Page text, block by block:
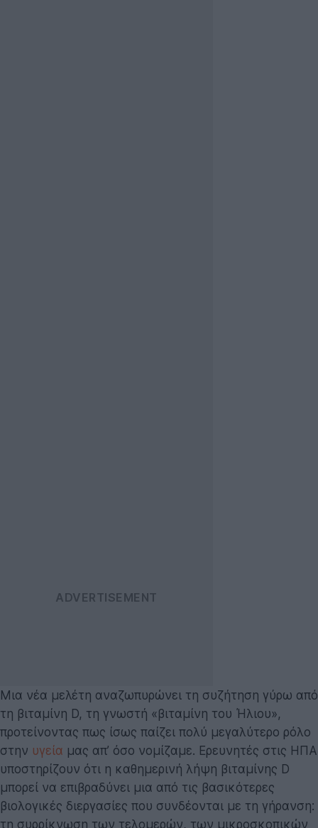
Μια νέα μελέτη αναζωπυρώνει τη συζήτηση γύρω από
τη βιταμίνη D, τη γνωστή «βιταμίνη του Ήλιου»,
προτείνοντας πως ίσως παίζει πολύ μεγαλύτερο ρόλο
στην υγεία μας απ’ όσο νομίζαμε. Ερευνητές στις ΗΠΑ
υποστηρίζουν ότι η καθημερινή λήψη βιταμίνης D
μπορεί να επιβραδύνει μια από τις βασικότερες
βιολογικές διεργασίες που συνδέονται με τη γήρανση:
τη συρρίκνωση των τελομερών, των μικροσκοπικών